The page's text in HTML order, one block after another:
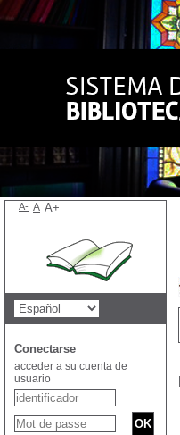
A- A A+
Conectarse
acceder a su cuenta de
usuario